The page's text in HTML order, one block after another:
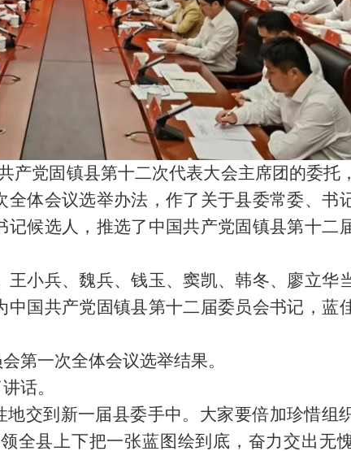
产党固镇县第十二次代表大会主席团的委托
体会议选举办法，作了关于县委常委、书
候选人，推选了中国共产党固镇县第十二
小兵、魏兵、钱玉、窦凯、韩冬、廖立华
国共产党固镇县第十二届委员会书记，蓝
第一次全体会议选举结果。
话。
交到新一届县委手中。大家要倍加珍惜组
全县上下把一张蓝图绘到底，奋力交出无